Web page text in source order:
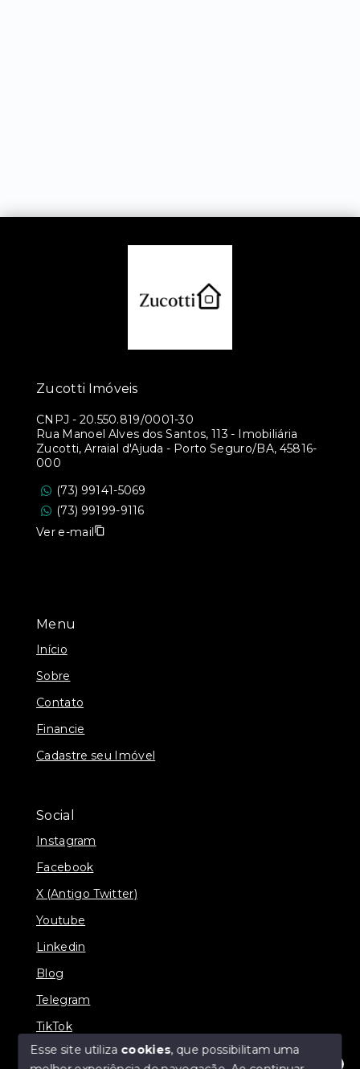
Menu
Início
Sobre
Contato
Financie
Cadastre seu Imóvel
Social
Instagram
Facebook
X (Antigo Twitter)
Youtube
Linkedin
Blog
Telegram
TikTok
Zucotti Imóveis
CNPJ - 20.550.819/0001-30
Rua Manoel Alves dos Santos, 113 - Imobiliária
Zucotti, Arraial d'Ajuda - Porto Seguro/BA, 45816-
000
(73) 99141-5069
(73) 99199-9116
Ver e-mail
Esse site utiliza cookies, que possibilitam uma